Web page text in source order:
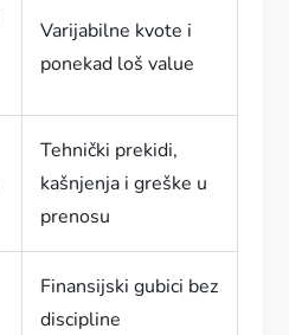
Varijabilne kvote i
ponekad loš value
Tehnički prekidi,
kašnjenja i greške u
prenosu
Finansijski gubici bez
discipline